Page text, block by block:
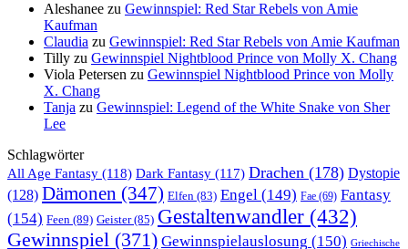
Aleshanee zu Gewinnspiel: Red Star Rebels von Amie
Kaufman
Claudia zu Gewinnspiel: Red Star Rebels von Amie Kaufman
Tilly zu Gewinnspiel Nightblood Prince von Molly X. Chang
Viola Petersen zu Gewinnspiel Nightblood Prince von Molly
X. Chang
Tanja zu Gewinnspiel: Legend of the White Snake von Sher
Lee
Schlagwörter
All Age Fantasy (118) Dark Fantasy (117) Drachen (178) Dystopie
(128) Dämonen (347) Elfen (83) Engel (149) Fae (69) Fantasy
(154) Feen (89) Geister(85) Gestaltenwandler (432)
Gewinnspiel (371) Gewinnspielauslosung (150) Griechische